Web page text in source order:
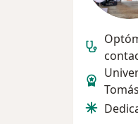
Tomás